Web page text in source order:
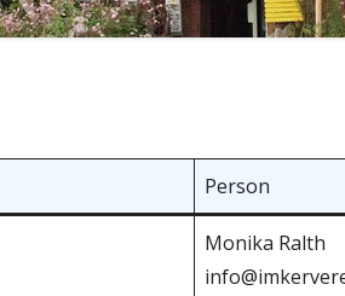
Person
Monika Ralth